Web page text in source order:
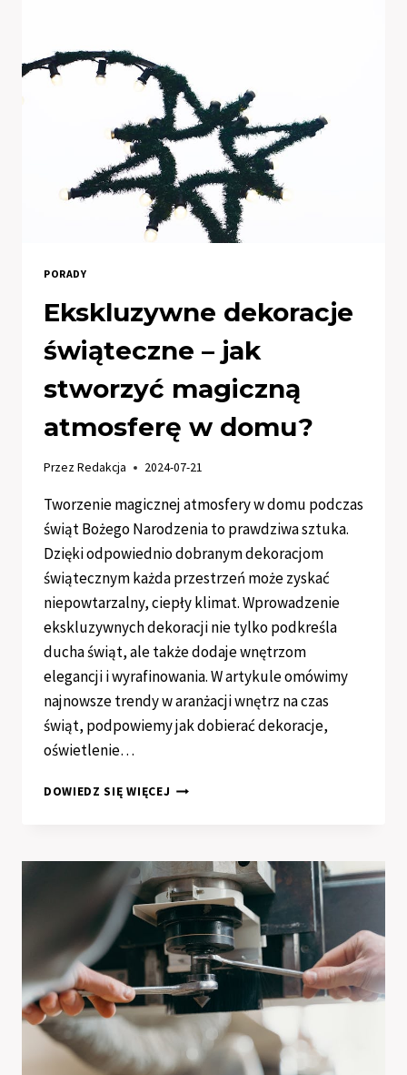
PORADY
Ekskluzywne dekoracje
świąteczne – jak
stworzyć magiczną
atmosferę w domu?
PrzezRedakcja 2024-07-21
Tworzenie magicznej atmosfery w domu podczas
świąt Bożego Narodzenia to prawdziwa sztuka.
Dzięki odpowiednio dobranym dekoracjom
świątecznym każda przestrzeń może zyskać
niepowtarzalny, ciepły klimat. Wprowadzenie
ekskluzywnych dekoracji nie tylko podkreśla
ducha świąt, ale także dodaje wnętrzom
elegancji i wyrafinowania. W artykule omówimy
najnowsze trendy w aranżacji wnętrz na czas
świąt, podpowiemy jak dobierać dekoracje,
oświetlenie…
DOWIEDZ SIĘ WIĘCEJ EKSKLUZYWNE
JAK
STWORZYĆ
MAGICZNĄ
ATMOSFERĘ
W
DOMU?